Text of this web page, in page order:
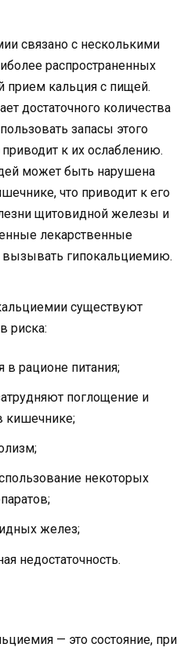
связано с несколькими
распространенных
прием кальция с пищей.
достаточного количества
запасы этого
приводит к их ослаблению.
может быть нарушена
что приводит к его
щитовидной железы и
лекарственные
вызывать гипокальциемию.
существуют
риска:
в рационе питания;
поглощение и
кишечнике;
некоторых
желез;
недостаточность.
— это состояние, при